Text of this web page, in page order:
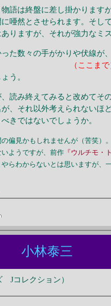
語は終盤に差し掛かります
唖然とさせられます。そし
りますが、それが強力なミ
た数々の手がかりや伏線が
（ここまで
う。
読み終えてみると改めてそ
が、それ以外考えられないほ
きではないでしょうか。
偏見かもしれませんが（苦笑）。
ようですが、前作 『ウルチモ・
らわからないとは思いますが、
て小林泰三
Jコレクション）